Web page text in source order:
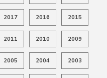
2017 2016 2015
2011 2010 2009
2005 2004 2003